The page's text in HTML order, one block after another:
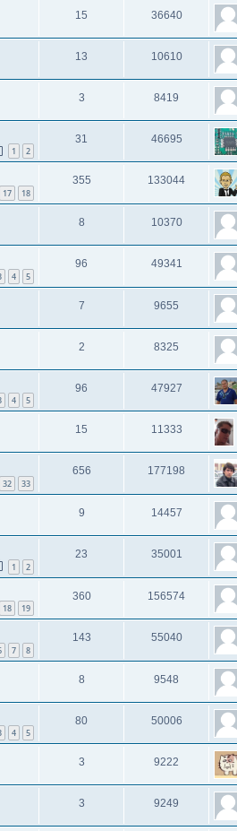
15 36640
13 10610
3 8419
1 2
31 46695
17 18
355 133044
8 10370
4 5
96 49341
7 9655
2 8325
4 5
96 47927
15 11333
32 33
656 177198
9 14457
1 2
23 35001
18 19
360 156574
7 8
143 55040
8 9548
4 5
80 50006
3 9222
3 9249